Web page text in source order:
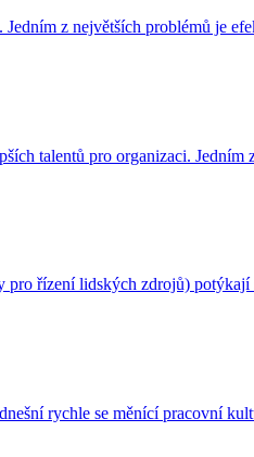
z největších problémů je
talentů pro organizaci. Jedním
řízení lidských zdrojů)
rychle se měnící pracovní